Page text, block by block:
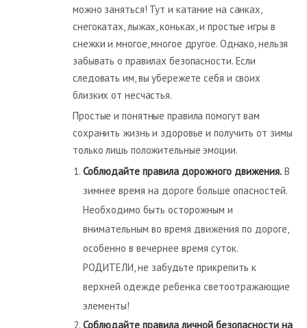
можно заняться! Тут и катание на санках,
снегокатах, лыжах, коньках, и простые игры в
снежки и многое, многое другое. Однако, нельзя
забывать о правилах безопасности. Если
следовать им, вы убережете себя и своих
близких от несчастья.
Простые и понятные правила помогут вам
сохранить жизнь и здоровье и получить от зимы
только лишь положительные эмоции.
Соблюдайте правила дорожного движения. В
зимнее время на дороге больше опасностей.
Необходимо быть осторожным и
внимательным во время движения по дороге,
особенно в вечернее время суток.
РОДИТЕЛИ, не забудьте прикрепить к
верхней одежде ребенка светоотражающие
элементы!
Соблюдайте правила личной безопасности на